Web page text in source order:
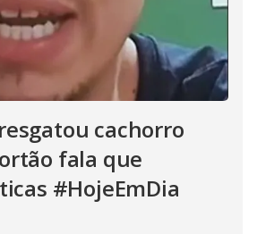
cachorro
fala que
#HojeEmDia